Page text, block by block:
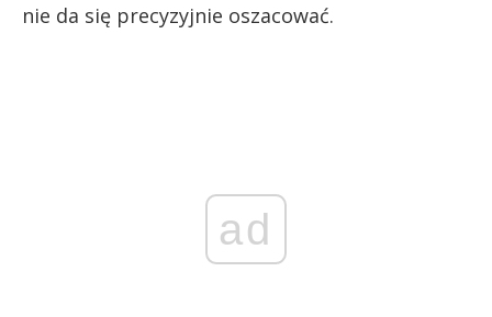
nie da się precyzyjnie oszacować.
ad